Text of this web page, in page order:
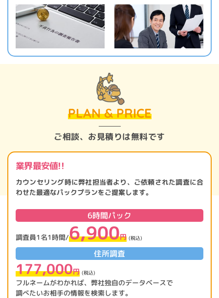
PLAN & PRICE
ご相談、お見積りは無料です
業界最安値!!
カウンセリング時に弊社担当者より、ご依頼された調査に合
わせた最適なパックプランをご提案します。
6時間パック
調査員1名1時間/6,900円 (税込)
住所調査
177,000円 (税込)
フルネームがわかれば、弊社独自のデータベースで
調べたいお相手の情報を検索します。